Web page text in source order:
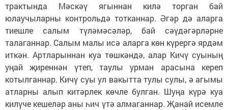
трактында Мәскәү ягыннан килә торган бай
юлаучыларны контрольдә тотканнар. Әгәр дә аларга
тиешле салым түләмәсәләр, бай сәүдәгәрләрне
талаганнар. Салым малы исә аларга көн күрергә ярдәм
иткән. Артларыннан куа төшкәндә, алар Кичү суының
уңай җиреннән үтеп, таулы урман арасына кереп
котылганнар. Кичү суы ул вакытта тулы сулы, ә агымы
атларны алып китәрлек көчле булган. Шуңа күрә куа
килүче кешеләр аны һич үтә алмаганнар. Җанай исемле